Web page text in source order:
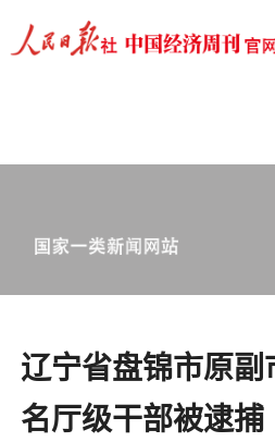
辽宁省盘锦市原副
名厅级干部被逮捕